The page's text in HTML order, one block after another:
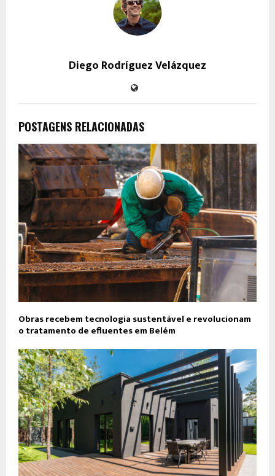
Diego Rodríguez Velázquez
POSTAGENS RELACIONADAS
Obras recebem tecnologia sustentável e revolucionam
o tratamento de efluentes em Belém